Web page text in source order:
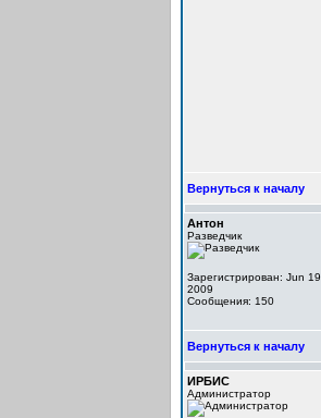
Вернуться к началу
Антон
Разведчик
Зарегистрирован: Jun 19,
2009
Сообщения: 150
Вернуться к началу
ИРБИС
Администратор